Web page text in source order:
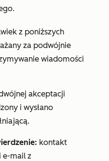
.
z poniższych
za podwójnie
wiadomości
akceptacji
i wysłano
kontakt
e-mail z